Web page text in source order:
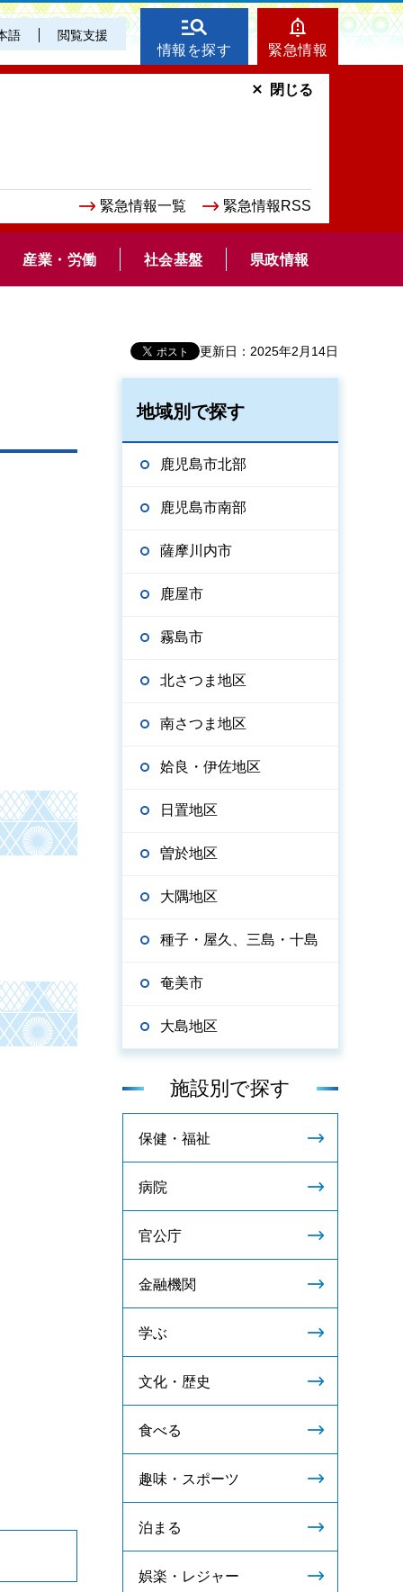
語 閲覧支援
情報を探す 緊急情報
緊急情報一覧 緊急情報RSS
閉じる
産業・労働 社会基盤 県政情報
更新日：2025年2月14日
地域別で探す
鹿児島市北部
鹿児島市南部
薩摩川内市
鹿屋市
霧島市
北さつま地区
南さつま地区
姶良・伊佐地区
日置地区
曽於地区
大隅地区
種子・屋久、三島・十島
奄美市
大島地区
施設別で探す
保健・福祉
病院
官公庁
金融機関
学ぶ
文化・歴史
食べる
趣味・スポーツ
泊まる
娯楽・レジャー